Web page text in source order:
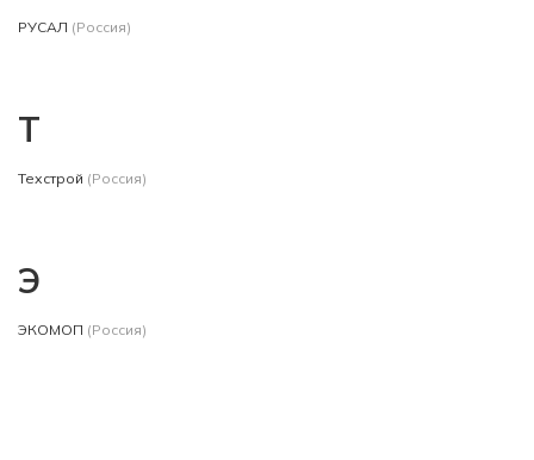
РУСАЛ (Россия)
Т
Техстрой (Россия)
Э
ЭКОМОП (Россия)